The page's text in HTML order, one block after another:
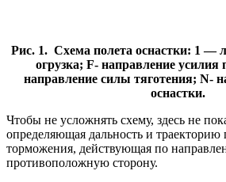
Рис. 1. Схема полета оснастки: 1 —
огрузка; F- направление
направление силы тяготения; N-
оснастки.
Чтобы не усложнять схему, здесь не
определяющая дальность и траекторию
торможения, действующая по
противоположную сторону.